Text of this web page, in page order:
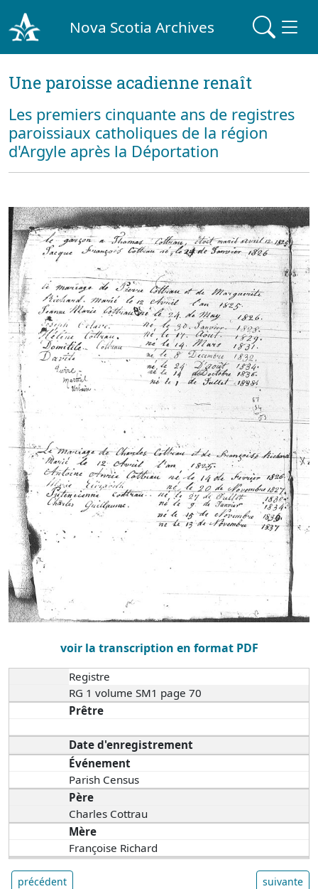
Nova Scotia Archives
Une paroisse acadienne renaît
Les premiers cinquante ans de registres
paroissiaux catholiques de la région
d'Argyle après la Déportation
voir la transcription en format PDF
Registre
RG 1 volume SM1 page 70
Prêtre
Date d'enregistrement
Événement
Parish Census
Père
Charles Cottrau
Mère
Françoise Richard
précédent suivante